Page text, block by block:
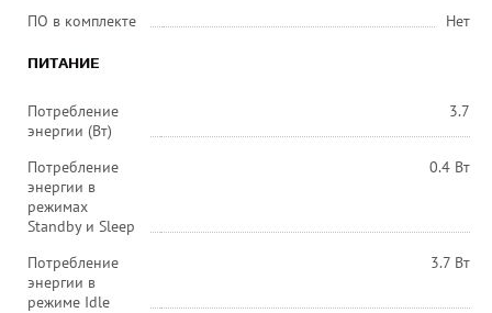
ПО в комплекте Нет
ПИТАНИЕ
Потребление
энергии (Вт)
3.7
Потребление
энергии в
режимах
Standby и Sleep
0.4 Вт
Потребление
энергии в
режиме Idle
3.7 Вт